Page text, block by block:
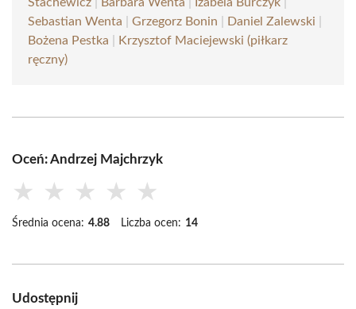
Sebastian Wenta
Grzegorz Bonin Daniel Zalewski
Bożena Pestka
Krzysztof Maciejewski (piłkarz
ręczny)
Oceń: Andrzej Majchrzyk
★ ★ ★ ★ ★
Średnia ocena: 4.88 Liczba ocen: 14
Udostępnij